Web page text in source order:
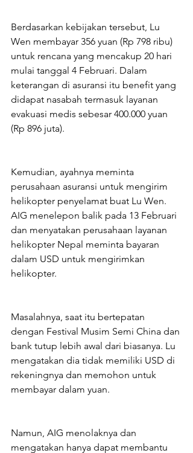
Berdasarkan kebijakan tersebut, Lu
Wen membayar 356 yuan (Rp 798 ribu)
untuk rencana yang mencakup 20 hari
mulai tanggal 4 Februari. Dalam
keterangan di asuransi itu benefit yang
didapat nasabah termasuk layanan
evakuasi medis sebesar 400.000 yuan
(Rp 896 juta).
Kemudian, ayahnya meminta
perusahaan asuransi untuk mengirim
helikopter penyelamat buat Lu Wen.
AIG menelepon balik pada 13 Februari
dan menyatakan perusahaan layanan
helikopter Nepal meminta bayaran
dalam USD untuk mengirimkan
helikopter.
Masalahnya, saat itu bertepatan
dengan Festival Musim Semi China dan
bank tutup lebih awal dari biasanya. Lu
mengatakan dia tidak memiliki USD di
rekeningnya dan memohon untuk
membayar dalam yuan.
Namun, AIG menolaknya dan
mengatakan hanya dapat membantu